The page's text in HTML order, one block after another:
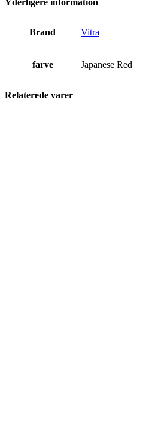
Yderligere information
Brand Vitra
farve Japanese Red
Relaterede varer